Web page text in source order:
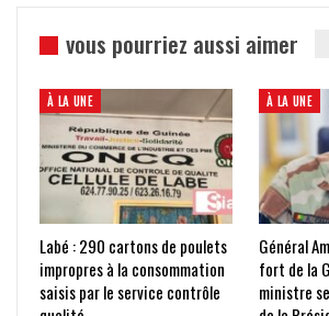
vous pourriez aussi aimer
À LA UNE
Labé : 290 cartons de poulets
impropres à la consommation
saisis par le service contrôle
À LA UNE
Général
fort de la
ministre